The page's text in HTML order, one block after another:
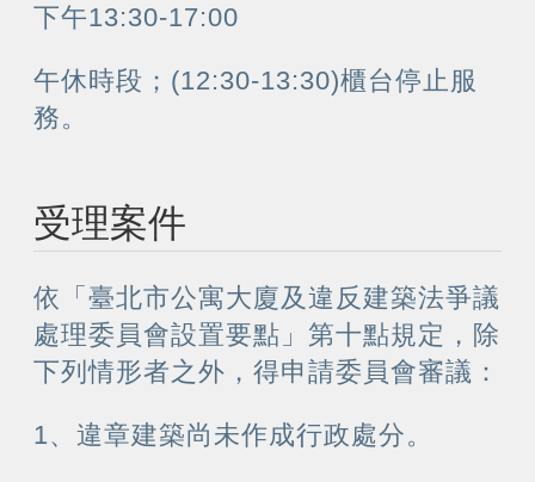
下午13:30-17:00
午休時段；(12:30-13:30)櫃台停止服
務。
受理案件
依「臺北市公寓大廈及違反建築法爭議
處理委員會設置要點」第十點規定，除
下列情形者之外，得申請委員會審議：
1、違章建築尚未作成行政處分。